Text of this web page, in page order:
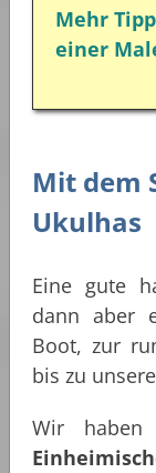
Mehr
einer
Mit dem
Ukulhas
Eine gute
dann aber
Boot, zur
bis zu
Wir